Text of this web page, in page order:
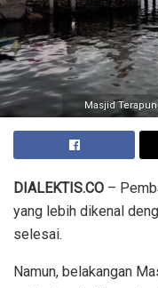
Masjid
DIALEKTIS.CO –
yang lebih dikenal
selesai.
Namun, belakangan